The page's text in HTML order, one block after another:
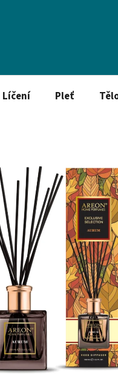
Líčení Pleť